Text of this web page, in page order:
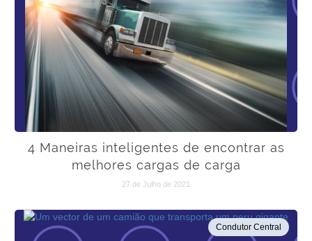
4 Maneiras inteligentes de encontrar as
melhores cargas de carga
27 de Julho de 2021
Condutor Central